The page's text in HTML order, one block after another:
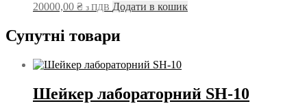
20000,00 ₴ з ПДВ Додати в кошик
Супутні товари
Шейкер лабораторний SH-10